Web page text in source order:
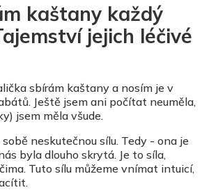
kaštany každý
jejich léčivé
sbírám kaštany a nosím je v
Ještě jsem ani počítat neuměla,
jsem měla všude.
neskutečnou sílu. Tedy - ona je
byla dlouho skrytá. Je to síla,
Tuto sílu můžeme vnímat intuicí,